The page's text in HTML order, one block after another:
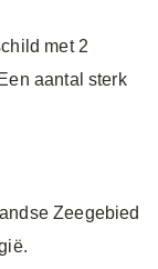
met 2
aantal sterk
Zeegebied